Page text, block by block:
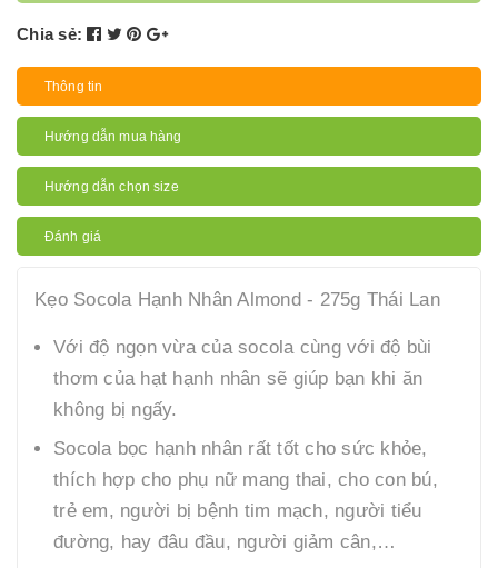
Chia sẻ:
Thông tin
Hướng dẫn mua hàng
Hướng dẫn chọn size
Đánh giá
Kẹo Socola Hạnh Nhân Almond - 275g Thái Lan
Với độ ngọn vừa của socola cùng với độ bùi
thơm của hạt hạnh nhân sẽ giúp bạn khi ăn
không bị ngấy.
Socola bọc hạnh nhân rất tốt cho sức khỏe,
thích hợp cho phụ nữ mang thai, cho con bú,
trẻ em, người bị bệnh tim mạch, người tiểu
đường, hay đâu đầu, người giảm cân,…